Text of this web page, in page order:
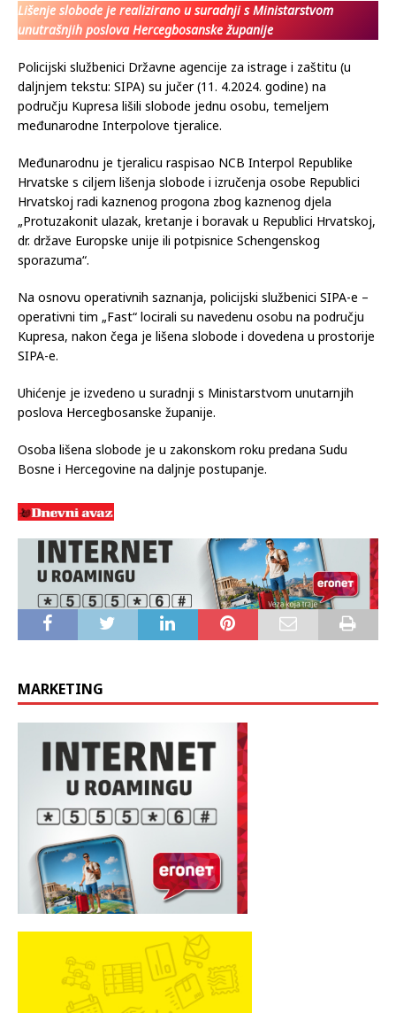
Lišenje slobode je realizirano u suradnji s Ministarstvom
unutrašnjih poslova Hercegbosanske županije
Policijski službenici Državne agencije za istrage i zaštitu (u
daljnjem tekstu: SIPA) su jučer (11. 4.2024. godine) na
području Kupresa lišili slobode jednu osobu, temeljem
međunarodne Interpolove tjeralice.
Međunarodnu je tjeralicu raspisao NCB Interpol Republike
Hrvatske s ciljem lišenja slobode i izručenja osobe Republici
Hrvatskoj radi kaznenog progona zbog kaznenog djela
„Protuzakonit ulazak, kretanje i boravak u Republici Hrvatskoj,
dr. države Europske unije ili potpisnice Schengenskog
sporazuma“.
Na osnovu operativnih saznanja, policijski službenici SIPA-e –
operativni tim „Fast“ locirali su navedenu osobu na području
Kupresa, nakon čega je lišena slobode i dovedena u prostorije
SIPA-e.
Uhićenje je izvedeno u suradnji s Ministarstvom unutarnjih
poslova Hercegbosanske županije.
Osoba lišena slobode je u zakonskom roku predana Sudu
Bosne i Hercegovine na daljnje postupanje.
MARKETING